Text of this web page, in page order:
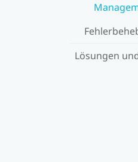
Lösungen